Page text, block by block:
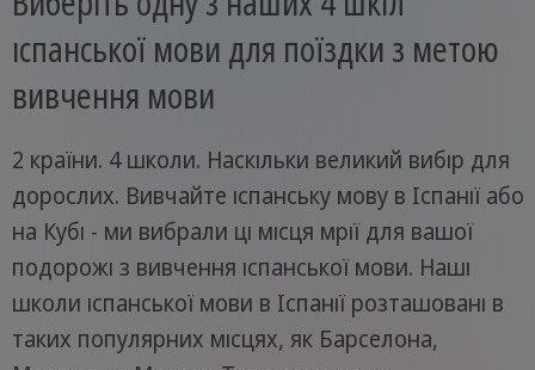
іспанської мови для поїздки з метою
вивчення мови
2 країни. 4 школи. Наскільки великий вибір для
дорослих. Вивчайте іспанську мову в Іспанії або
на Кубі - ми вибрали ці місця мрії для вашої
подорожі з вивчення іспанської мови. Наші
школи іспанської мови в Іспанії розташовані в
таких популярних місцях, як Барселона,